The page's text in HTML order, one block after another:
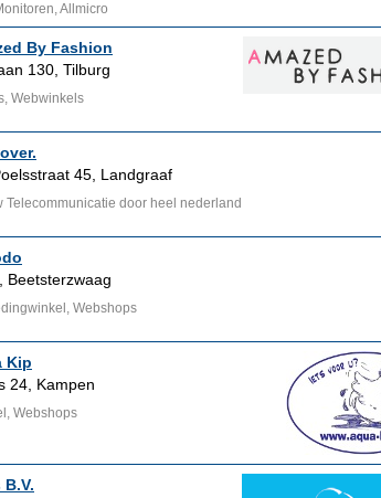
Allmicro
By Fashion
130, Tilburg
Webwinkels
45, Landgraaf
Telecommunicatie door heel nederland
Beetsterzwaag
Webshops
Kip
24, Kampen
Webshops